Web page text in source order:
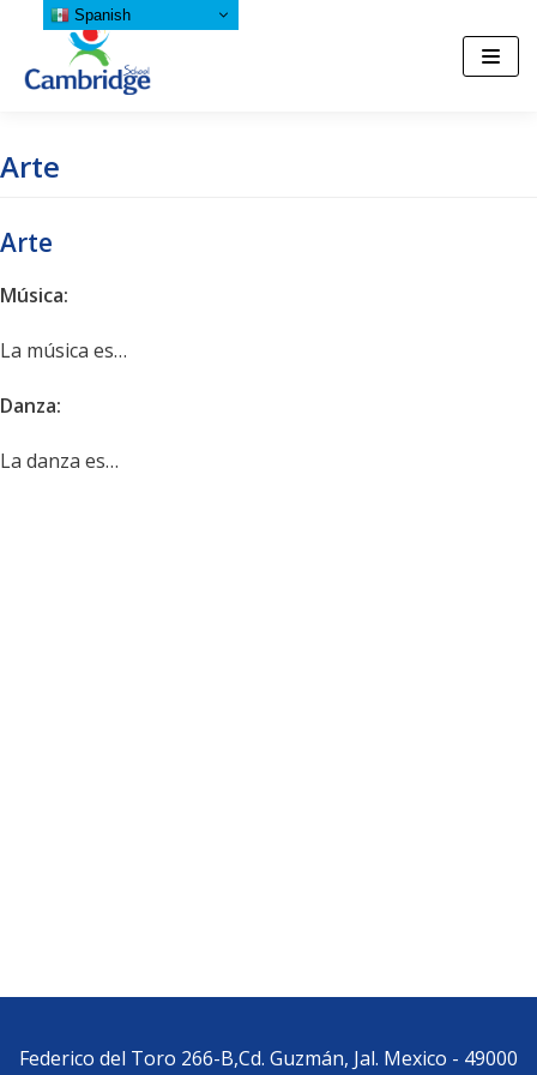
Saltar
al
Arte
Arte
Música:
La música es…
Danza:
La danza es…
Federico del Toro 266-B,Cd. Guzmán, Jal. Mexico - 49000
Spanish